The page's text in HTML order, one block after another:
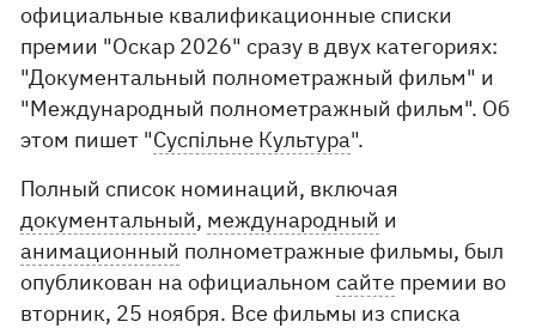
официальные квалификационные списки
премии "Оскар 2026" сразу в двух категориях:
"Документальный полнометражный фильм" и
"Международный полнометражный фильм". Об
этом пишет "Суспільне Культура".
Полный список номинаций, включая
документальный, международный и
анимационный полнометражные фильмы, был
опубликован на официальномсайте премии во
вторник, 25 ноября. Все фильмы из списка